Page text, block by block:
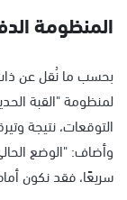
المنظومة
بحسب ما نُقل عن
لمنظومة "القبة
التوقعات، نتيجة
وأضاف: "الوضع
سريعًا، فقد نكون